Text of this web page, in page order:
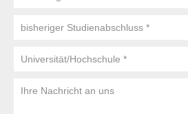
bisheriger
Universität/Hochschule
Ihre